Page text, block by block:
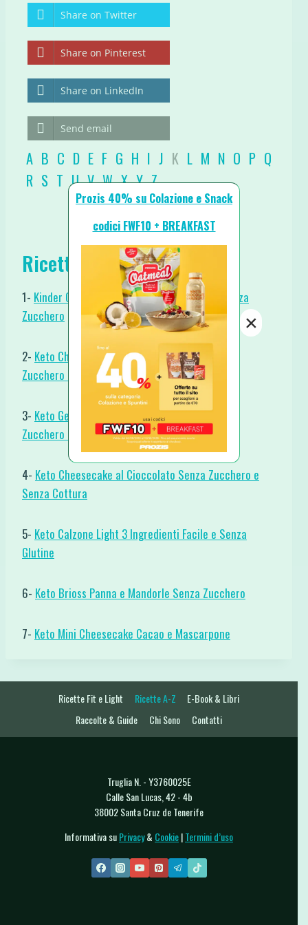
Share on Twitter
Share on Pinterest
Share on LinkedIn
Send email
A B C D E F G H I J K L M N O P Q
R S T U V W X Y Z
Ricette per lettera: K
1- Kinder Cereali Overnight Oats Proteico e Senza
Zucchero
2- Keto Cheesecake Orzata e Cioccolato Senza
Zucchero Glutine né Cottura
3- Keto Gelato Mascarpone e Cioccolato Senza
Zucchero né Cottura
4- Keto Cheesecake al Cioccolato Senza Zucchero e
Senza Cottura
5- Keto Calzone Light 3 Ingredienti Facile e Senza
Glutine
6- Keto Brioss Panna e Mandorle Senza Zucchero
7- Keto Mini Cheesecake Cacao e Mascarpone
Ricette Fit e Light Ricette A-Z
E-Book & Libri
Raccolte & Guide
Chi Sono Contatti
Truglia N. - Y3760025E
Calle San Lucas, 42 - 4b
38002 Santa Cruz de Tenerife
Informativa suPrivacy& Cookie|Termini d’uso
Prozis 40% su Colazione e Snack
codici FWF10 + BREAKFAST
×